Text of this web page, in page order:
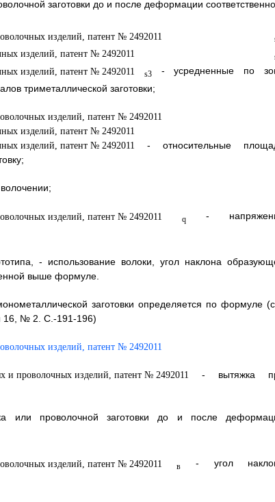
заготовки до и после деформации
s3- усредненные по
триметаллической заготовки;
- относительные
q-
- использование волоки, угол наклона
выше формуле.
заготовки определяется по формуле
16, № 2. С.-191-196)
- вытяжка
или проволочной заготовки до и после
в
- угол